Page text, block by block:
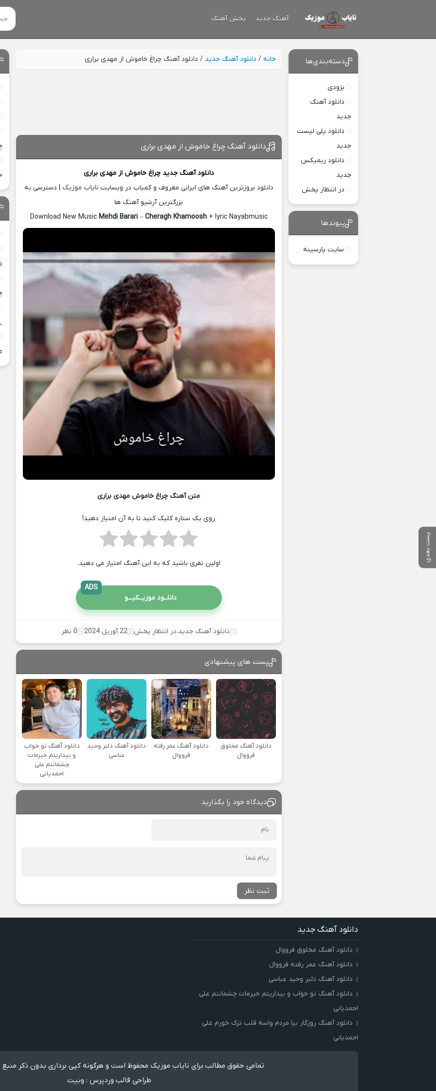
آهنگ جدید پخش آهنگ
خانه / دانلود آهنگ جدید / دانلود آهنگ چراغ خاموش از مهدی براری
پست بعدی
دانلود آهنگ چراغ خاموش از مهدی براری
دانلود آهنگ جدید چراغ خاموش ازمهدی براری
دانلود بروزترین آهنگ های ایرانی معروف و کمیاب در وبسایتنایاب موزیک | دسترسی به
بزرگترین آرشیو آهنگ ها
Download New Music Mehdi Barari– Cheragh Khamoosh+ lyric Nayabmusic
متن آهنگ چراغ خاموش مهدی براری
روی یک ستاره کلیک کنید تا به آن امتیاز دهید!
اولین نفری باشید که به این آهنگ امتیاز می دهید.
دانلــود موزیــکیـــو
ADS
دانلود آهنگ جدید،در انتظار پخش 22 آوریل 2024 0 نظر
پست های پیشنهادی
دانلود آهنگ مخلوق
فرووال
دانلود آهنگ عمر رفته
فرووال
دانلود آهنگ دلبر وحید
عباسی
دانلود آهنگ تو خواب
و بیداریتم خیرمات
چشمانتم علی
احمدیانی
دیدگاه خود را بگذارید
ثبت نظر
دسته‌بندی‌ها
بزودی
دانلود آهنگ
جدید
دانلود پلی لیست
جدید
دانلود ریمیکس
جدید
در انتظار پخش
پیوندها
سایت پارسینه
دانلود آهنگ جدید
دانلود آهنگ مخلوق فرووال
دانلود آهنگ عمر رفته فرووال
دانلود آهنگ دلبر وحید عباسی
دانلود آهنگ تو خواب و بیداریتم خیرمات چشمانتم علی
احمدیانی
دانلود آهنگ روزگار بیا مردم واسه قلب ترک خورم علی
احمدیانی
تمامی حقوق مطالب برای نایاب موزیک محفوظ است و هرگونه کپی برداری بدون ذکر
طراحی قالب وردپرس : وبیت